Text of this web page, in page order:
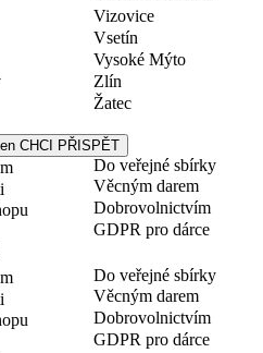
Vizovice
Vsetín
Vysoké Mýto
Zlín
Žatec
CHCI PŘISPĚT
Do veřejné sbírky
Věcným darem
Dobrovolnictvím
GDPR pro dárce
Do veřejné sbírky
Věcným darem
Dobrovolnictvím
GDPR pro dárce